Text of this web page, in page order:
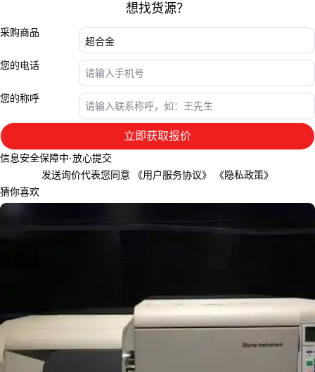
想找货源？
采购商品
您的电话
您的称呼
立即获取报价
信息安全保障中·放心提交
发送询价代表您同意 《用户服务协议》
《隐私政策》
猜你喜欢